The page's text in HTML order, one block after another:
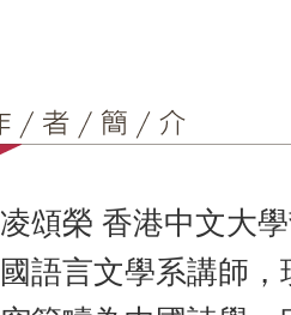
凌頌榮 香港中文大
國語言文學系講師